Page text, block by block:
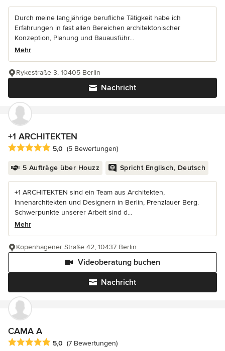
Durch meine langjährige berufliche Tätigkeit habe ich
Erfahrungen in fast allen Bereichen architektonischer
Konzeption, Planung und Bauausführ...
Mehr
Nachricht
Rykestraße 3, 10405 Berlin
+1 ARCHITEKTEN
Durchschnittliche Bewertung: 5 von 5 Sternen
5,0 (5 Bewertungen)
5 Aufträge über Houzz Spricht Englisch, Deutsch
+1 ARCHITEKTEN sind ein Team aus Architekten,
Innenarchitekten und Designern in Berlin, Prenzlauer Berg.
Schwerpunkte unserer Arbeit sind d...
Mehr
Nachricht
Videoberatung buchen
Kopenhagener Straße 42, 10437 Berlin
CAMA A
Durchschnittliche Bewertung: 5 von 5 Sternen
5,0 (7 Bewertungen)